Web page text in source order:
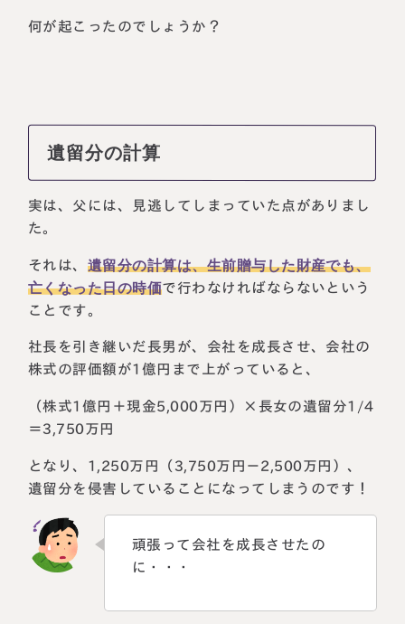
何が起こったのでしょうか？
遺留分の計算
実は、父には、見逃してしまっていた点がありまし
た。
それは、遺留分の計算は、生前贈与した財産でも、
亡くなった日の時価で行わなければならないという
ことです。
社長を引き継いだ長男が、会社を成長させ、会社の
株式の評価額が1億円まで上がっていると、
（株式1億円＋現金5,000万円）×長女の遺留分1/4
＝3,750万円
となり、1,250万円（3,750万円－2,500万円）、
遺留分を侵害していることになってしまうのです！
頑張って会社を成長させたの
に・・・